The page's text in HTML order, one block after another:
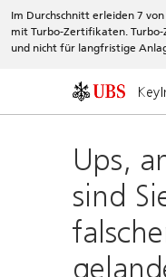
Im Durchschnitt erleiden 7
mit Turbo-Zertifikaten.
und nicht für langfristige
Ups,
sind